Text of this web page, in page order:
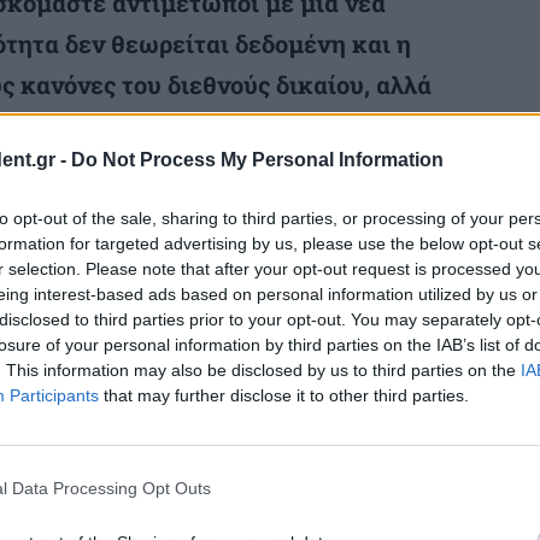
- Do Not Process My Personal Information
opt-out of the sale, sharing to third parties, or processing of your
for targeted advertising by us, please use the below opt-out
selection. Please note that after your opt-out request is processed
interest-based ads based on personal information utilized by us
to third parties prior to your opt-out. You may separately
of your personal information by third parties on the IAB’s list of
This information may also be disclosed by us to third parties on the
Participants that may further disclose it to other third parties.
Data Processing Opt Outs
δεν θεωρείται δεδομένη και η
κανόνες του διεθνούς δικαίου, αλλά
από τα γεωπολιτικά συμφέροντα των
στρατηγική του Προέδρου Τράμπ,οι
δεν μπορούν να χαρακτηριστούν
από ένα συνεκτικό στρατηγικό
αναπροσαρμογή προτεραιοτήτων,
του διεθνούς ανταγωνισμού.